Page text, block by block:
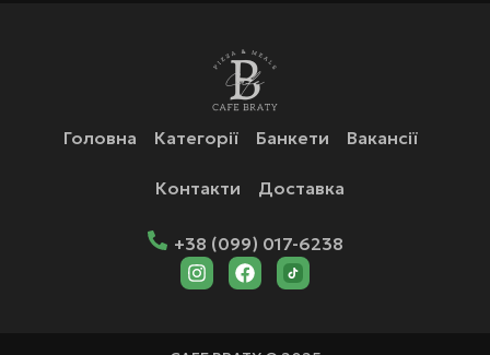
Головна Категорії Банкети Вакансії
Контакти Доставка
+38 (099) 017-6238